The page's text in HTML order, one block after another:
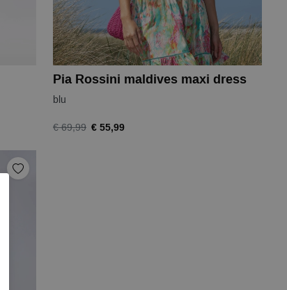
Pia Rossini maldives maxi dress
blu
€ 69,99 € 55,99